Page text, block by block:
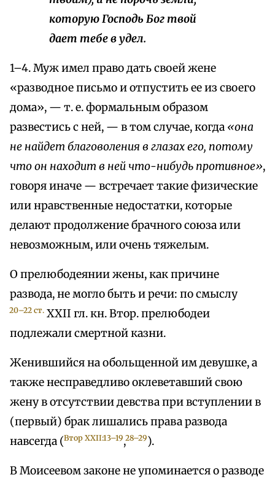
которую Господь Бог твой
дает тебе в удел.
1–4. Муж имел право дать своей жене
«разводное письмо и отпустить ее из своего
дома», — т. е. формальным образом
развестись с ней, — в том случае, когда «она
не найдет благоволения в глазах его, потому
что он находит в ней что-нибудь противное»,
говоря иначе — встречает такие физические
или нравственные недостатки, которые
делают продолжение брачного союза или
невозможным, или очень тяжелым.
О прелюбодеянии жены, как причине
развода, не могло быть и речи: по смыслу
20–22 ст. XXII гл. кн. Втор. прелюбодеи
подлежали смертной казни.
Женившийся на обольщенной им девушке, а
также несправедливо оклеветавший свою
жену в отсутствии девства при вступлении в
(первый) брак лишались права развода
навсегда (Втор XXII:13–19,28–29).
В Моисеевом законе не упоминается о разводе